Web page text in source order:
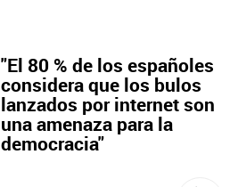
"El 80 % de los españoles
considera que los bulos
lanzados por internet son
una amenaza para la
democracia"